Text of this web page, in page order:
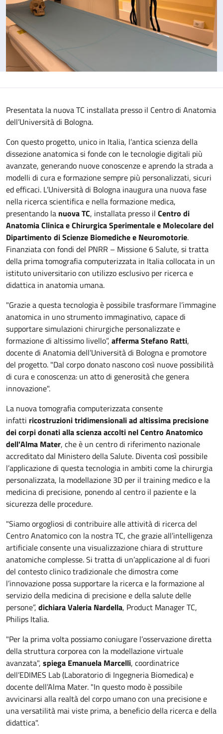
Presentata la nuova TC installata presso il Centro di Anatomia
dell’Università di Bologna.
Con questo progetto, unico in Italia, l’antica scienza della
dissezione anatomica si fonde con le tecnologie digitali più
avanzate, generando nuove conoscenze e aprendo la strada a
modelli di cura e formazione sempre più personalizzati, sicuri
ed efficaci. L’Università di Bologna inaugura una nuova fase
nella ricerca scientifica e nella formazione medica,
presentando la nuova TC, installata presso il Centro di
Anatomia Clinica e Chirurgica Sperimentale e Molecolare del
Dipartimento di Scienze Biomediche e Neuromotorie.
Finanziata con fondi del PNRR – Missione 6 Salute, si tratta
della prima tomografia computerizzata in Italia collocata in un
istituto universitario con utilizzo esclusivo per ricerca e
didattica in anatomia umana.
"Grazie a questa tecnologia è possibile trasformare l’immagine
anatomica in uno strumento immaginativo, capace di
supportare simulazioni chirurgiche personalizzate e
formazione di altissimo livello”, afferma Stefano Ratti,
docente di Anatomia dell’Università di Bologna e promotore
del progetto. "Dal corpo donato nascono così nuove possibilità
di cura e conoscenza: un atto di generosità che genera
innovazione".
La nuova tomografia computerizzata consente
infatti ricostruzioni tridimensionali ad altissima precisione
dei corpi donati alla scienza accolti nel Centro Anatomico
dell'Alma Mater, che è un centro di riferimento nazionale
accreditato dal Ministero della Salute. Diventa così possibile
l’applicazione di questa tecnologia in ambiti come la chirurgia
personalizzata, la modellazione 3D per il training medico e la
medicina di precisione, ponendo al centro il paziente e la
sicurezza delle procedure.
"Siamo orgogliosi di contribuire alle attività di ricerca del
Centro Anatomico con la nostra TC, che grazie all’intelligenza
artificiale consente una visualizzazione chiara di strutture
anatomiche complesse. Si tratta di un’applicazione al di fuori
del contesto clinico tradizionale che dimostra come
l’innovazione possa supportare la ricerca e la formazione al
servizio della medicina di precisione e della salute delle
persone”, dichiara Valeria Nardella, Product Manager TC,
Philips Italia.
"Per la prima volta possiamo coniugare l’osservazione diretta
della struttura corporea con la modellazione virtuale
avanzata", spiega Emanuela Marcelli, coordinatrice
dell’EDIMES Lab (Laboratorio di Ingegneria Biomedica) e
docente dell’Alma Mater. "In questo modo è possibile
avvicinarsi alla realtà del corpo umano con una precisione e
una versatilità mai viste prima, a beneficio della ricerca e della
didattica".